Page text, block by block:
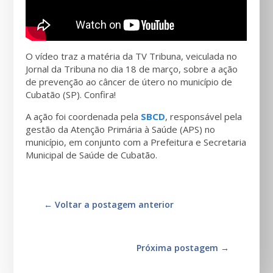
O vídeo traz a matéria da TV Tribuna, veiculada no
Jornal da Tribuna no dia 18 de março, sobre a ação
de prevenção ao câncer de útero no município de
Cubatão (SP). Confira!
A ação foi coordenada pela SBCD, responsável pela
gestão da Atenção Primária à Saúde (APS) no
município, em conjunto com a Prefeitura e Secretaria
Municipal de Saúde de Cubatão.
←Voltar a postagem anterior
Próxima postagem →